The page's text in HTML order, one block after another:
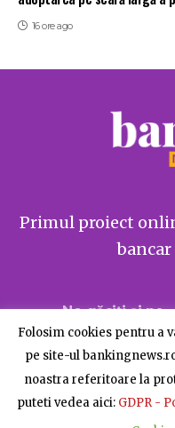
16 ore ago
Primul proiect
Ne găsiți și pe
Despre
Folosim cookies pentru a
pe site-ul
noastra referitoare la
puteti vedea aici: GDPR -